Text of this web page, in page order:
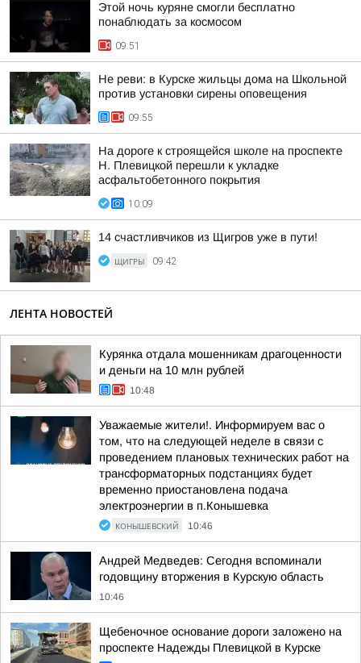
Этой ночь куряне смогли бесплатно
понаблюдать за космосом
09:51
Не реви: в Курске жильцы дома на Школьной
против установки сирены оповещения
09:55
На дороге к строящейся школе на проспекте
Н. Плевицкой перешли к укладке
асфальтобетонного покрытия
10:09
14 счастливчиков из Щигров уже в пути!
ЩИГРЫ 09:42
ЛЕНТА НОВОСТЕЙ
Курянка отдала мошенникам драгоценности
и деньги на 10 млн рублей
10:48
Уважаемые жители!. Информируем вас о
том, что на следующей неделе в связи с
проведением плановых технических работ на
трансформаторных подстанциях будет
временно приостановлена подача
электроэнергии в п.Конышевка
КОНЫШЕВСКИЙ 10:46
Андрей Медведев: Сегодня вспоминали
годовщину вторжения в Курскую область
10:46
Щебеночное основание дороги заложено на
проспекте Надежды Плевицкой в Курске